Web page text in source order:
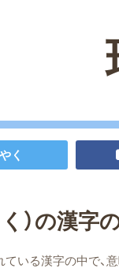
く
）の漢字
いる漢字の中で、